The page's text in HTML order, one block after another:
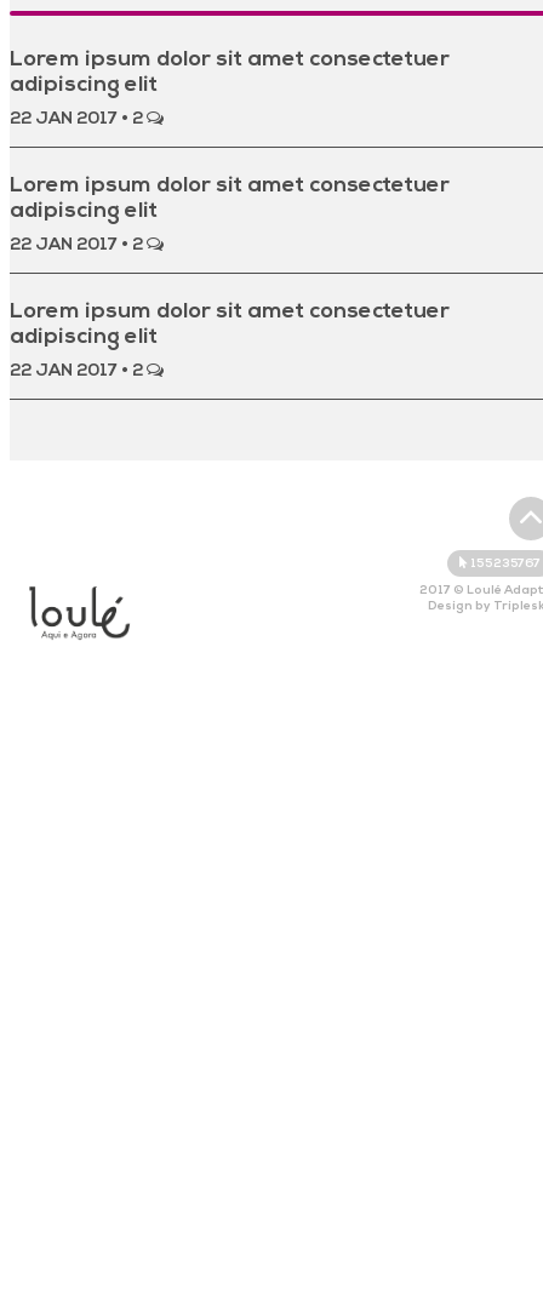
Lorem ipsum dolor sit amet consectetuer
adipiscing elit
22 JAN 2017 • 2
Lorem ipsum dolor sit amet consectetuer
adipiscing elit
22 JAN 2017 • 2
Lorem ipsum dolor sit amet consectetuer
adipiscing elit
22 JAN 2017 • 2
155235767
2017 © Loulé
Design by